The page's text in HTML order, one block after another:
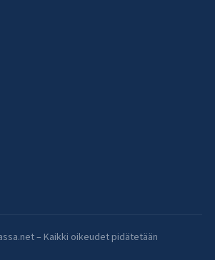
– Kaikki oikeudet pidätetään